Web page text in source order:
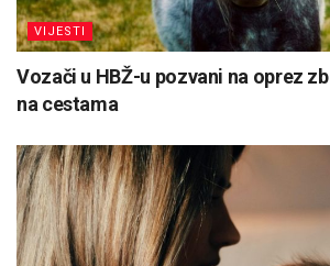
VIJESTI
Vozači u HBŽ-u pozvani na oprez
na cestama